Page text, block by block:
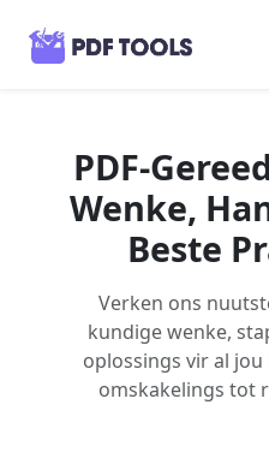
PDF-
Wenke,
Beste
Verken ons
kundige wenke,
oplossings vir al jou
omskakelings tot